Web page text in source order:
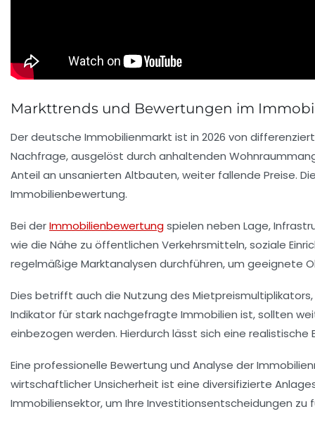
Markttrends und Bewertungen im
Der deutsche Immobilienmarkt ist in 2026 von
Nachfrage, ausgelöst durch anhaltenden
Anteil an unsanierten Altbauten, weiter fallende Preise.
Immobilienbewertung.
Bei derImmobilienbewertungspielen neben Lage,
wie die Nähe zu öffentlichen Verkehrsmitteln, soziale
regelmäßige Marktanalysen durchführen, um geeignete
Dies betrifft auch die Nutzung des
Indikator für stark nachgefragte Immobilien ist, sollten
einbezogen werden. Hierdurch lässt sich eine
Eine professionelle Bewertung und Analyse der
wirtschaftlicher Unsicherheit ist eine diversifizierte
Immobiliensektor, um Ihre Investitionsentscheidungen zu